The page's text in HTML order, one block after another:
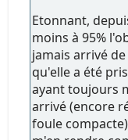
Etonnant,
moins à 95%
jamais arrivé
qu'elle a été
ayant toujours
arrivé (encore
foule